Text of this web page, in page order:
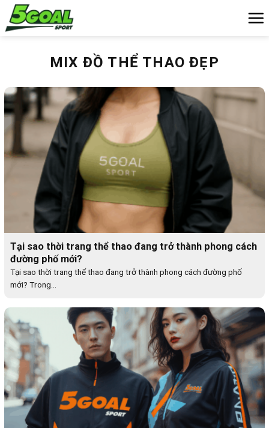
Chuyển
đến
MIX ĐỒ THỂ THAO ĐẸP
Tại sao thời trang thể thao đang trở thành phong cách
đường phố mới?
Tại sao thời trang thể thao đang trở thành phong cách đường phố
mới? Trong...